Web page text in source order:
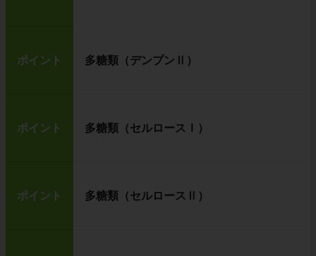
ポイント 多糖類（デンプンⅡ）
ポイント 多糖類（セルロースⅠ）
ポイント 多糖類（セルロースⅡ）